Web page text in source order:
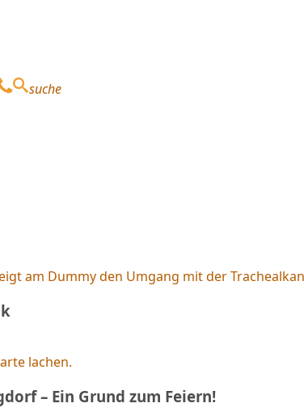
suche
– Ein Grund zum Feiern!